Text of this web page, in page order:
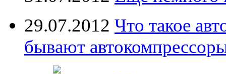
29.07.2012 Что такое
бывают